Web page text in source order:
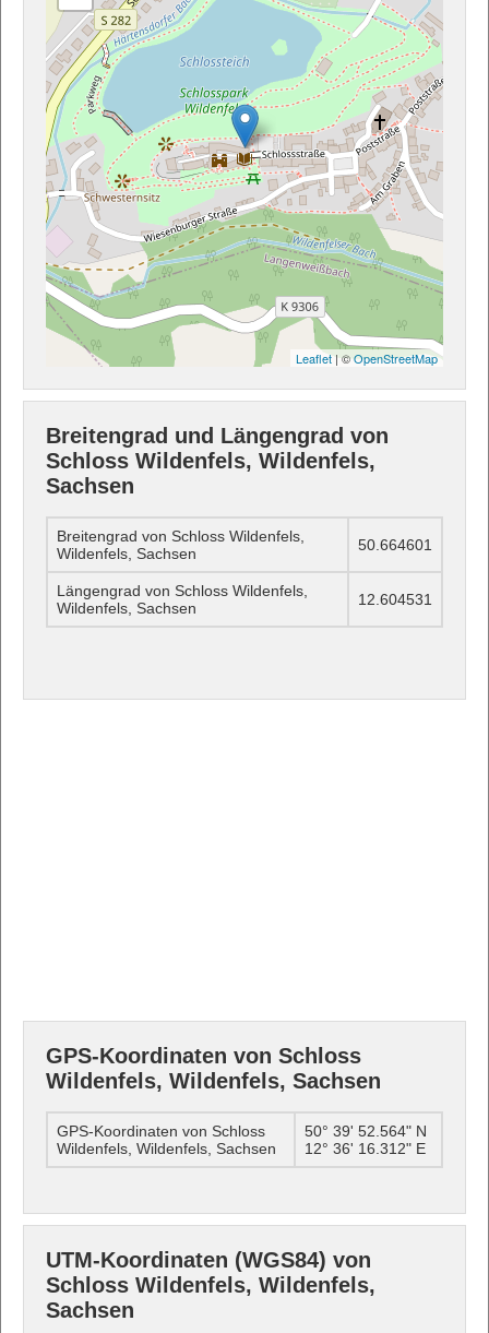
Leaflet | ©OpenStreetMap
Breitengrad und Längengrad von
Schloss Wildenfels, Wildenfels,
Sachsen
Breitengrad von Schloss Wildenfels,
Wildenfels, Sachsen
50.664601
Längengrad von Schloss Wildenfels,
Wildenfels, Sachsen
12.604531
GPS-Koordinaten von Schloss
Wildenfels, Wildenfels, Sachsen
GPS-Koordinaten von Schloss
Wildenfels, Wildenfels, Sachsen
50° 39' 52.564" N
12° 36' 16.312" E
UTM-Koordinaten (WGS84) von
Schloss Wildenfels, Wildenfels,
Sachsen